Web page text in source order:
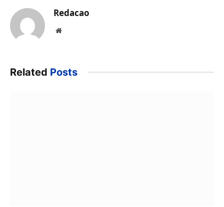
Redacao
Website
Related Posts